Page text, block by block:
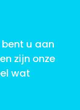
u aan
zijn onze
wat